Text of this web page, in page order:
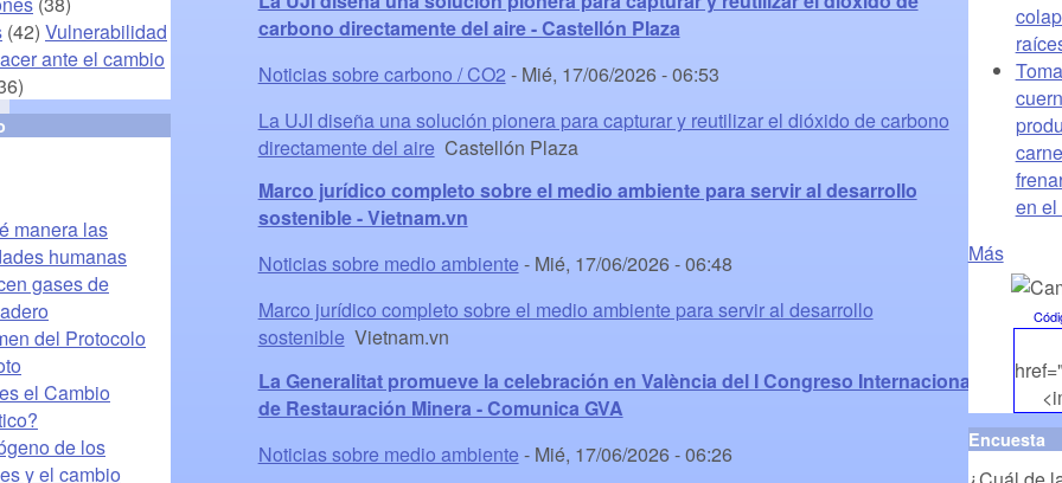
carbono directamente del aire - Castellón Plaza
Noticias sobre carbono / CO2 - Mié, 17/06/2026 - 06:53
La UJI diseña una solución pionera para capturar y reutilizar el dióxido de carbono
directamente del aire Castellón Plaza
Marco jurídico completo sobre el medio ambiente para servir al desarrollo
sostenible - Vietnam.vn
Noticias sobre medio ambiente - Mié, 17/06/2026 - 06:48
Marco jurídico completo sobre el medio ambiente para servir al desarrollo
sostenible Vietnam.vn
La Generalitat promueve la celebración en València del I Congreso Internacional
de Restauración Minera - Comunica GVA
Noticias sobre medio ambiente - Mié, 17/06/2026 - 06:26
(42) Vulnerabilidad
ante el cambio
manera las
humanas
gases de
del Protocolo
el Cambio
de los
y el cambio
en
Más
src="
Encuesta